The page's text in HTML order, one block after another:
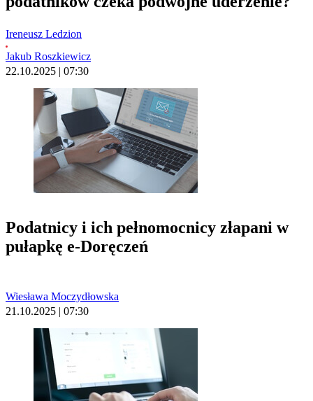
Ireneusz Ledzion
Jakub Roszkiewicz
22.10.2025 | 07:30
Podatnicy i ich pełnomocnicy złapani w
pułapkę e-Doręczeń
Wiesława Moczydłowska
21.10.2025 | 07:30